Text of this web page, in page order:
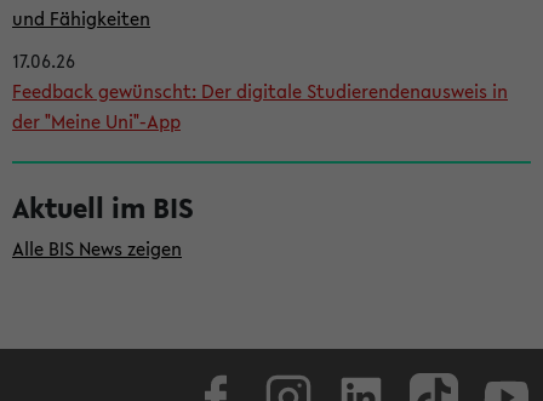
n
l
e
i
s
t
e
und Fähigkeiten
17.06.26
Feedback gewünscht: Der digitale Studierendenausweis in
der "Meine Uni"-App
Aktuell im BIS
Alle BIS News zeigen